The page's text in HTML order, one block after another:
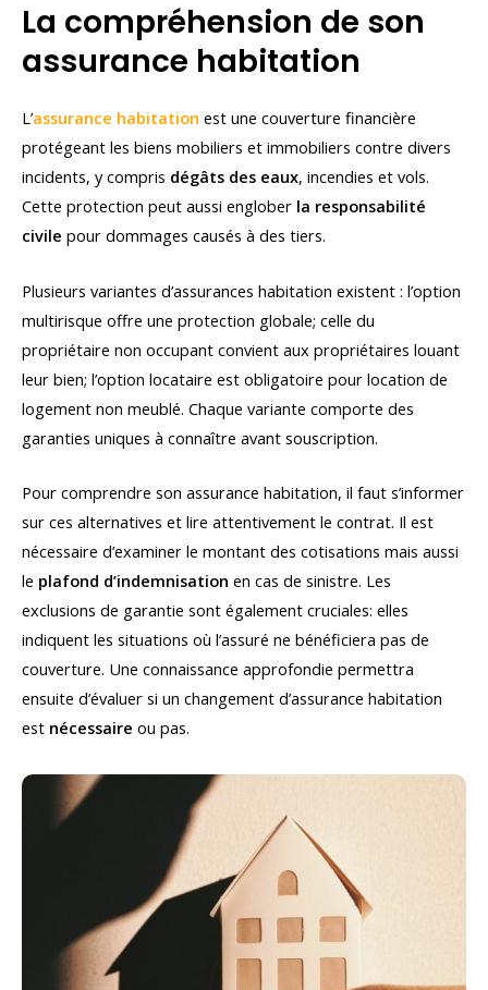
La compréhension de son
assurance habitation
L’assurance habitation est une couverture financière
protégeant les biens mobiliers et immobiliers contre divers
incidents, y compris dégâts des eaux, incendies et vols.
Cette protection peut aussi englober la responsabilité
civile pour dommages causés à des tiers.
Plusieurs variantes d’assurances habitation existent : l’option
multirisque offre une protection globale; celle du
propriétaire non occupant convient aux propriétaires louant
leur bien; l’option locataire est obligatoire pour location de
logement non meublé. Chaque variante comporte des
garanties uniques à connaître avant souscription.
Pour comprendre son assurance habitation, il faut s’informer
sur ces alternatives et lire attentivement le contrat. Il est
nécessaire d’examiner le montant des cotisations mais aussi
le plafond d’indemnisation en cas de sinistre. Les
exclusions de garantie sont également cruciales: elles
indiquent les situations où l’assuré ne bénéficiera pas de
couverture. Une connaissance approfondie permettra
ensuite d’évaluer si un changement d’assurance habitation
est nécessaire ou pas.